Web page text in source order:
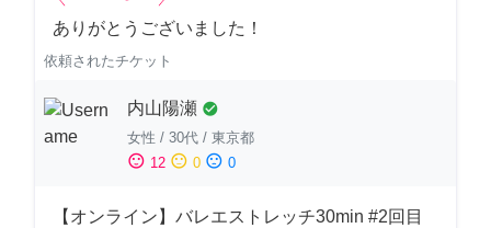
ありがとうございました！
依頼されたチケット
内山陽瀬 check_circle
女性 / 30代 / 東京都
sentiment_satisfied 12 sentiment_neutral 0 sentiment_dissatisfied 0
【オンライン】バレエストレッチ30min #2回目